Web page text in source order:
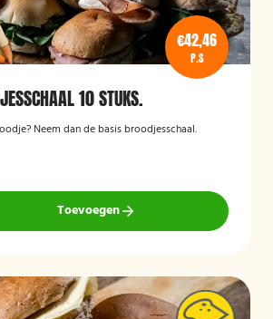
€42,46
P.S
10 STUKS.
Neem dan de basis broodjesschaal.
Toevoegen